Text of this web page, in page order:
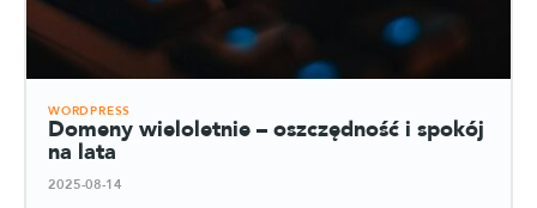
WORDPRESS
Domeny wieloletnie – oszczędność i spokój
na lata
2025-08-14